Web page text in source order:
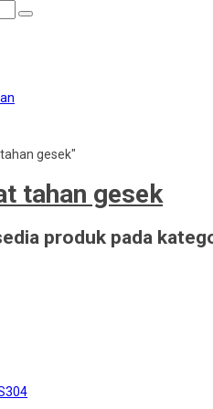
gesek"
tahan gesek
produk pada